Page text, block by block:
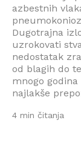
azbestnih
Dugotrajna
uzrokovati
nedostatak
od blagih do
mnogo
najlakše
4 min čitanja